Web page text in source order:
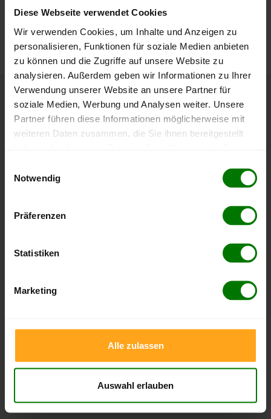
Diese Webseite verwendet Cookies
Wir verwenden Cookies, um Inhalte und Anzeigen zu
personalisieren, Funktionen für soziale Medien anbieten
zu können und die Zugriffe auf unsere Website zu
analysieren. Außerdem geben wir Informationen zu Ihrer
Verwendung unserer Website an unsere Partner für
soziale Medien, Werbung und Analysen weiter. Unsere
Partner führen diese Informationen möglicherweise mit
weiteren Daten zusammen, die Sie ihnen bereitgestellt
Notwendig
Präferenzen
Statistiken
Marketing
Alle zulassen
Auswahl erlauben
Die aktuelle Preisentwicklung für Holzpellets in Österreich
können Sie jederzeit auf unserer Pelletspreise-Seite
nachvollziehen.
Höchst- und Tiefststände der
Pelletspreise in Göpfritz an der Wild
Pelletspreise für lose Holzpellets
. Das dazugehörige
Datum zeigt, wann der Höchst- oder Tiefststand im
Tiefststand
4 Wochen
398,01 €
3 Monate 412,00 €
07.08.2026
393,01 €
1 Jahr 443,02 € 305,33 €